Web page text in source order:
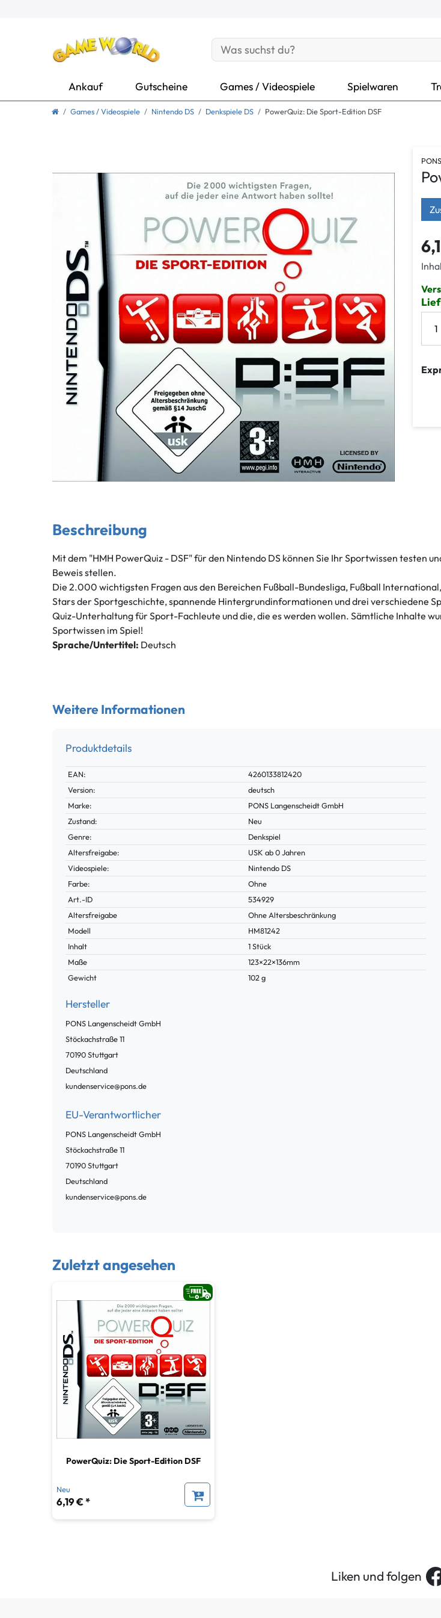
Ankauf Gutscheine Games / Videospiele Spielwaren
Games / Videospiele Nintendo DS Denkspiele DS PowerQuiz: Die Sport-Edition DSF
Beschreibung
Mit dem "HMH PowerQuiz - DSF" für den Nintendo DS können Sie Ihr Sportwissen
Beweis stellen.
Die 2.000 wichtigsten Fragen aus den Bereichen Fußball-Bundesliga, Fußball
Stars der Sportgeschichte, spannende Hintergrundinformationen und drei verschiedene
Quiz-Unterhaltung für Sport-Fachleute und die, die es werden wollen. Sämtliche Inhalte
Sportwissen im Spiel!
Sprache/Untertitel: Deutsch
Weitere Informationen
Produktdetails
Technisches
Merkmal
Wert
EAN:
4260133812420
Version:
deutsch
Marke:
PONS Langenscheidt GmbH
Zustand:
Neu
Genre:
Denkspiel
Altersfreigabe:
USK ab 0 Jahren
Videospiele:
Nintendo DS
Farbe:
Ohne
Technisches
Merkmal
Wert
Art.-ID
534929
Altersfreigabe
Ohne Altersbeschränkung
Modell
HM81242
Inhalt
1 Stück
Maße
123×22×136mm
Gewicht
102 g
Hersteller
PONS Langenscheidt GmbH
Stöckachstraße11
70190Stuttgart
Deutschland
kundenservice@pons.de
EU-Verantwortlicher
PONS Langenscheidt GmbH
Stöckachstraße11
70190Stuttgart
Deutschland
kundenservice@pons.de
Zuletzt angesehen
PowerQuiz: Die Sport-Edition DSF
Neu
6,19 € *
Liken und folgen